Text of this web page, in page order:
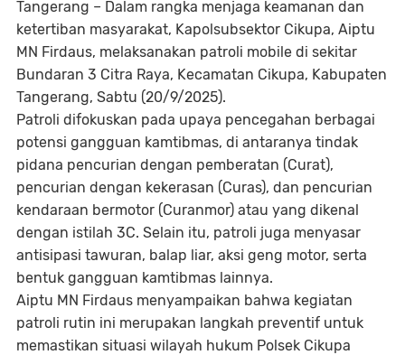
Tangerang – Dalam rangka menjaga keamanan dan
ketertiban masyarakat, Kapolsubsektor Cikupa, Aiptu
MN Firdaus, melaksanakan patroli mobile di sekitar
Bundaran 3 Citra Raya, Kecamatan Cikupa, Kabupaten
Tangerang, Sabtu (20/9/2025).
Patroli difokuskan pada upaya pencegahan berbagai
potensi gangguan kamtibmas, di antaranya tindak
pidana pencurian dengan pemberatan (Curat),
pencurian dengan kekerasan (Curas), dan pencurian
kendaraan bermotor (Curanmor) atau yang dikenal
dengan istilah 3C. Selain itu, patroli juga menyasar
antisipasi tawuran, balap liar, aksi geng motor, serta
bentuk gangguan kamtibmas lainnya.
Aiptu MN Firdaus menyampaikan bahwa kegiatan
patroli rutin ini merupakan langkah preventif untuk
memastikan situasi wilayah hukum Polsek Cikupa